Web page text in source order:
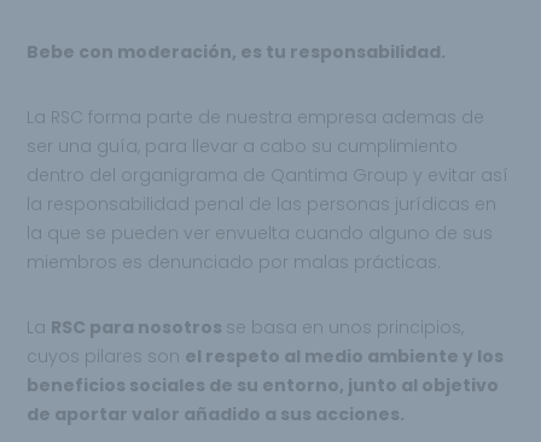
Bebe con moderación, es tu responsabilidad.
La RSC forma parte de nuestra empresa ademas de
ser una guía, para llevar a cabo su cumplimiento
dentro del organigrama de Qantima Group y evitar así
la responsabilidad penal de las personas jurídicas en
la que se pueden ver envuelta cuando alguno de sus
miembros es denunciado por malas prácticas.
La RSC para nosotros se basa en unos principios,
cuyos pilares son el respeto al medio ambiente y los
beneficios sociales de su entorno, junto al objetivo
de aportar valor añadido a sus acciones.